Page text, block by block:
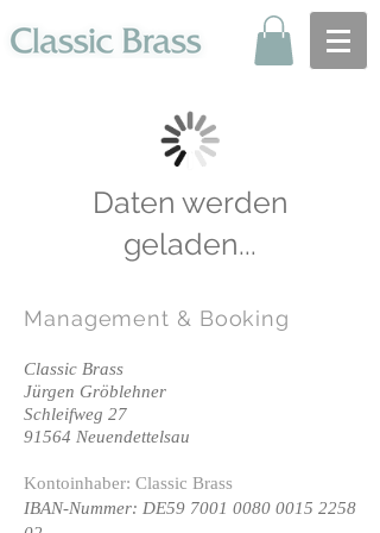
Daten werden
geladen...
Management & Booking
Classic Brass
Jürgen Gröblehner
Schleifweg 27
91564 Neuendettelsau
Kontoinhaber: Classic Brass
IBAN-Nummer: DE59 7001 0080 0015 2258